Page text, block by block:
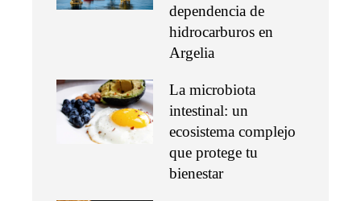
dependencia de
hidrocarburos en
Argelia
La microbiota
intestinal: un
ecosistema complejo
que protege tu
bienestar